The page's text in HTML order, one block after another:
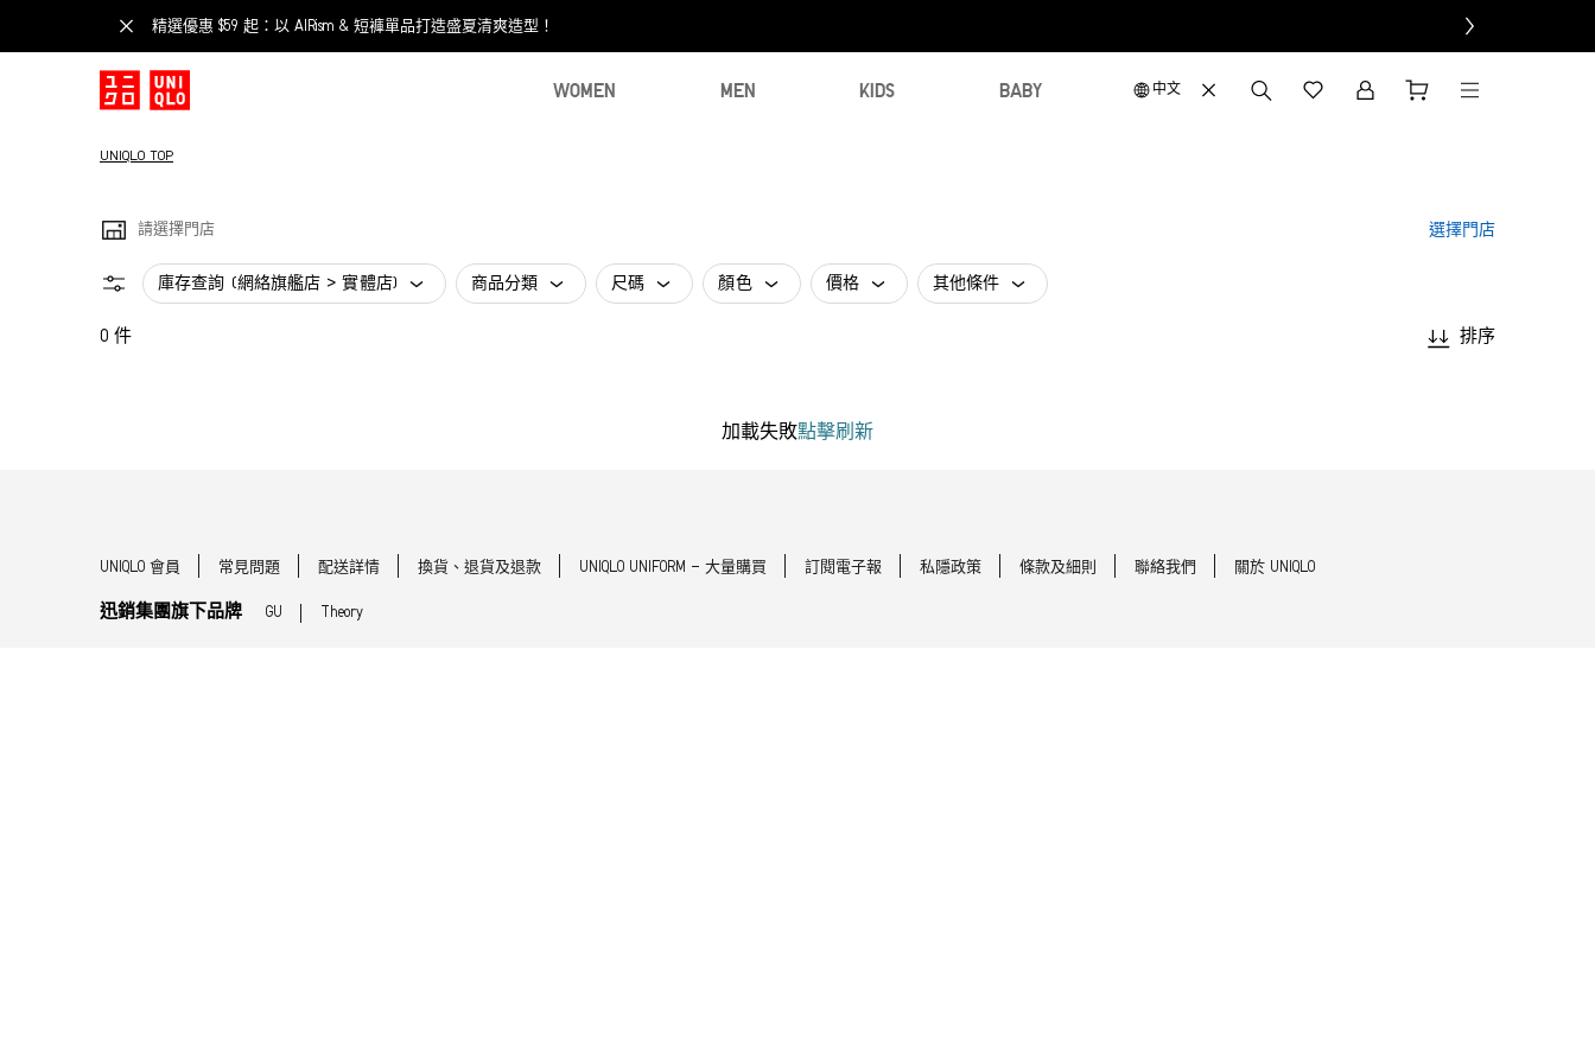
精選優惠 $59 起：以 AIRism & 短褲單品打造盛夏清爽造型！
WOMEN MEN KIDS BABY 中文
UNIQLO TOP
請選擇門店 選擇門店
庫存查詢 (網絡旗艦店 > 實體店) 商品分類 尺碼 顏色 價格 其他條件
0 件 排序
加載失敗點擊刷新
UNIQLO 會員 常見問題 配送詳情 換貨、退貨及退款 UNIQLO UNIFORM - 大量購買 訂閱電子報 私隱政策 條款及細則 聯絡我們 關於 UNIQLO
迅銷集團旗下品牌 GU Theory